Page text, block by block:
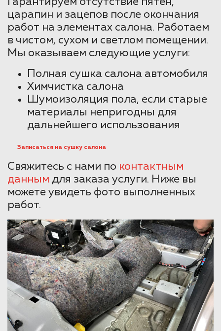
царапин и зацепов после окончания
работ на элементах салона. Работаем
в чистом, сухом и светлом помещении.
Мы оказываем следующие услуги:
Полная сушка салона автомобиля
Химчистка салона
Шумоизоляция пола, если старые
материалы непригодны для
дальнейшего использования
Записаться на сушку салона
Свяжитесь с нами по контактным
данным для заказа услуги. Ниже вы
можете увидеть фото выполненных
работ.